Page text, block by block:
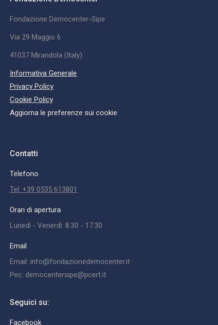
Fondazione Democenter-Sipe
Via 29 Maggio 6
41037 Mirandola (Italy)
Informativa Generale
Privacy Policy
Cookie Policy
Aggiorna le preferenze sui cookie
Contatti
Telefono
Tel: +39 0535 613801
Orari di apertura
Lunedì - Venerdì: 8.30 - 17.30
Email
Email: info@fondazionedemocenter.it
Pec: democentersipe@pcert.it
Seguici su:
Facebook